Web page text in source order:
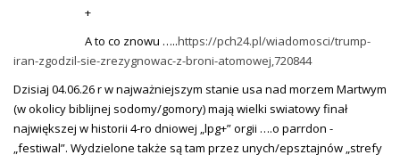
+
A to co znowu …..https://pch24.pl/wiadomosci/trump-
iran-zgodzil-sie-zrezygnowac-z-broni-atomowej,720844
Dzisiaj 04.06.26 r w najważniejszym stanie usa nad morzem Martwym
(w okolicy biblijnej sodomy/gomory) mają wielki swiatowy finał
największej w historii 4-ro dniowej „lpg+” orgii ….o parrdon -
„festiwal”. Wydzielone także są tam przez unych/epsztajnów „strefy